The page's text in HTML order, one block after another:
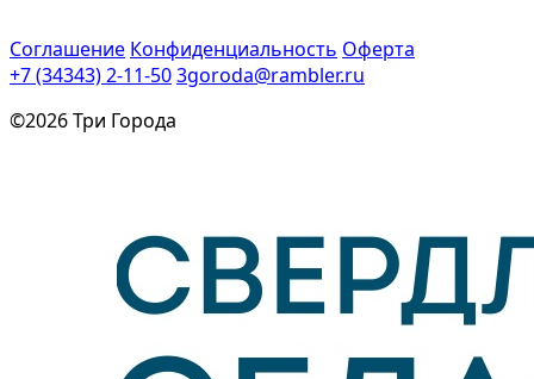
Соглашение Конфиденциальность Оферта
+7 (34343) 2-11-503goroda@rambler.ru
©2026 Три Города